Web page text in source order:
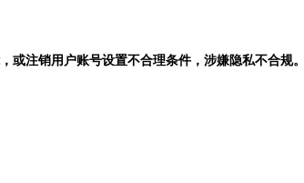
或注销用户账号设置不合理条件，涉嫌隐私不合规。